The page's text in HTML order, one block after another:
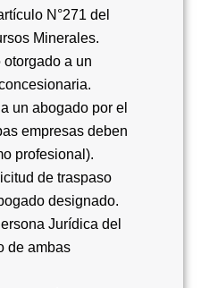
N°271 del
Minerales.
otorgado a un
un abogado por el
empresas deben
profesional).
de traspaso
designado.
Jurídica del
de ambas